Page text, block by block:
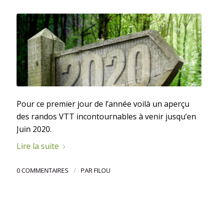
Pour ce premier jour de l’année voilà un aperçu
des randos VTT incontournables à venir jusqu’en
Juin 2020.
Lire la suite
0 COMMENTAIRES / PAR FILOU